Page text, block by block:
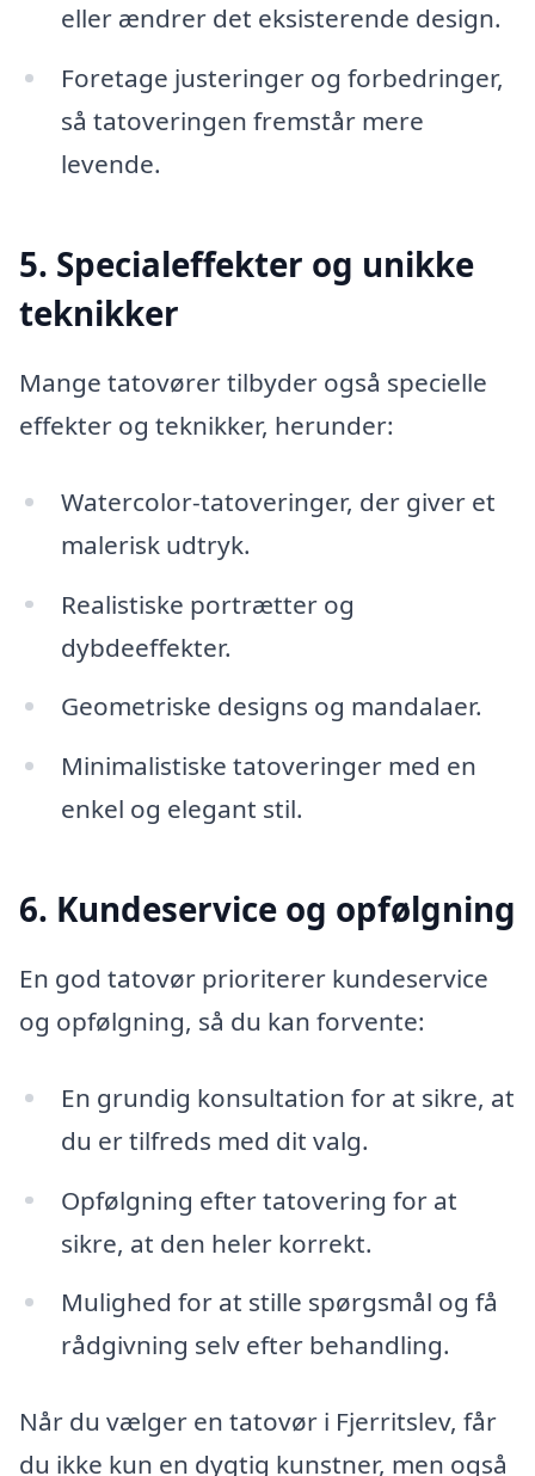
eller ændrer det eksisterende design.
Foretage justeringer og forbedringer,
så tatoveringen fremstår mere
levende.
5. Specialeffekter og unikke
teknikker
Mange tatovører tilbyder også specielle
effekter og teknikker, herunder:
Watercolor-tatoveringer, der giver et
malerisk udtryk.
Realistiske portrætter og
dybdeeffekter.
Geometriske designs og mandalaer.
Minimalistiske tatoveringer med en
enkel og elegant stil.
6. Kundeservice og opfølgning
En god tatovør prioriterer kundeservice
og opfølgning, så du kan forvente:
En grundig konsultation for at sikre, at
du er tilfreds med dit valg.
Opfølgning efter tatovering for at
sikre, at den heler korrekt.
Mulighed for at stille spørgsmål og få
rådgivning selv efter behandling.
Når du vælger en tatovør i Fjerritslev, får
du ikke kun en dygtig kunstner, men også